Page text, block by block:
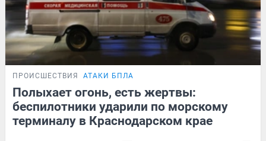
ПРОИСШЕСТВИЯ АТАКИ БПЛА
Полыхает огонь, есть жертвы:
беспилотники ударили по морскому
терминалу в Краснодарском крае